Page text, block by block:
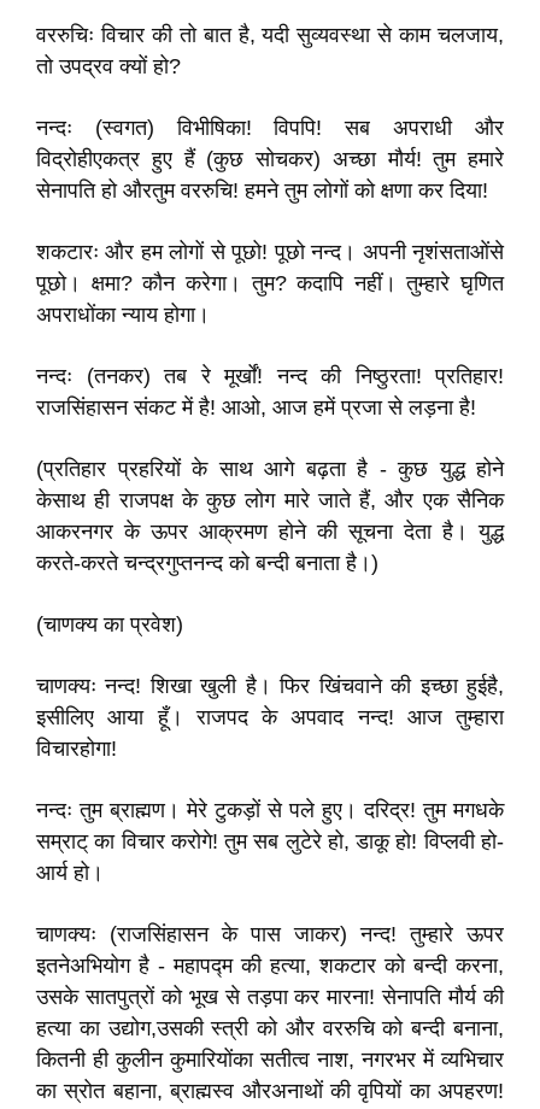
वररुचिः विचार की तो बात है, यदी सुव्यवस्था से काम चलजाय,
तो उपद्रव क्यों हो?
नन्दः (स्वगत) विभीषिका! विपपि! सब अपराधी और
विद्रोहीएकत्र हुए हैं (कुछ सोचकर) अच्छा मौर्य! तुम हमारे
सेनापति हो औरतुम वररुचि! हमने तुम लोगों को क्षणा कर दिया!
शकटारः और हम लोगों से पूछो! पूछो नन्द। अपनी नृशंसताओंसे
पूछो। क्षमा? कौन करेगा। तुम? कदापि नहीं। तुम्हारे घृणित
अपराधोंका न्याय होगा।
नन्दः (तनकर) तब रे मूर्खों! नन्द की निष्ठुरता! प्रतिहार!
राजसिंहासन संकट में है! आओ, आज हमें प्रजा से लड़ना है!
(प्रतिहार प्रहरियों के साथ आगे बढ़ता है - कुछ युद्ध होने
केसाथ ही राजपक्ष के कुछ लोग मारे जाते हैं, और एक सैनिक
आकरनगर के ऊपर आक्रमण होने की सूचना देता है। युद्ध
करते-करते चन्द्रगुप्तनन्द को बन्दी बनाता है।)
(चाणक्य का प्रवेश)
चाणक्यः नन्द! शिखा खुली है। फिर खिंचवाने की इच्छा हुईहै,
इसीलिए आया हूँ। राजपद के अपवाद नन्द! आज तुम्हारा
विचारहोगा!
नन्दः तुम ब्राह्मण। मेरे टुकड़ों से पले हुए। दरिद्र! तुम मगधके
सम्राट्‌ का विचार करोगे! तुम सब लुटेरे हो, डाकू हो! विप्लवी हो-
आर्य हो।
चाणक्यः (राजसिंहासन के पास जाकर) नन्द! तुम्हारे ऊपर
इतनेअभियोग है - महापद्म की हत्या, शकटार को बन्दी करना,
उसके सातपुत्रों को भूख से तड़पा कर मारना! सेनापति मौर्य की
हत्या का उद्योग,उसकी स्त्री को और वररुचि को बन्दी बनाना,
कितनी ही कुलीन कुमारियोंका सतीत्व नाश, नगरभर में व्यभिचार
का स्रोत बहाना, ब्राह्मस्व औरअनाथों की वृपियों का अपहरण!